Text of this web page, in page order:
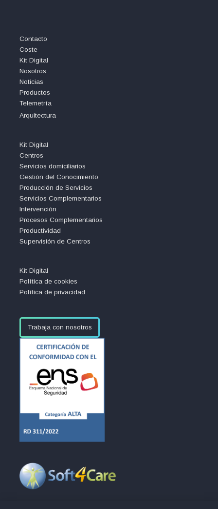
Contacto
Coste
Kit Digital
Nosotros
Noticias
Productos
Telemetría
Arquitectura
Kit Digital
Centros
Servicios domiciliarios
Gestión del Conocimiento
Producción de Servicios
Servicios Complementarios
Intervención
Procesos Complementarios
Productividad
Supervisión de Centros
Kit Digital
Política de cookies
Política de privacidad
Trabaja con nosotros